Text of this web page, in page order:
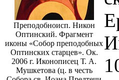
Преподобноисп. Никон
Оптинский. Фрагмент
иконы «Собор преподобных
Оптинских старцев». Ок.
2006 г. Иконописец Т. А.
Мушкетова (ц. в честь